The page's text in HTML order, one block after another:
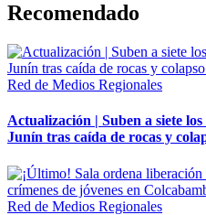
Recomendado
Red de Medios Regionales
Actualización | Suben a siete
Junín tras caída de rocas y
Red de Medios Regionales